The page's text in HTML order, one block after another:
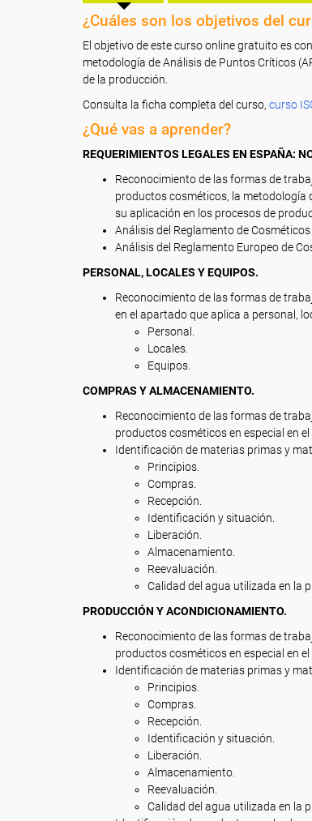
¿Cuáles son los objetivos del
El objetivo de este curso online gratuito es
metodología de Análisis de Puntos Críticos
de la producción.
Consulta la ficha completa del curso, curso
¿Qué vas a aprender?
REQUERIMIENTOS LEGALES EN ESPAÑA:
Reconocimiento de las formas de
productos cosméticos, la metodología
su aplicación en los procesos de
Análisis del Reglamento de
Análisis del Reglamento Europeo de
PERSONAL, LOCALES Y EQUIPOS.
Reconocimiento de las formas de
en el apartado que aplica a personal,
Personal.
Locales.
Equipos.
COMPRAS Y ALMACENAMIENTO.
Reconocimiento de las formas de
productos cosméticos en especial en
Identificación de materias primas y
Principios.
Compras.
Recepción.
Identificación y situación.
Liberación.
Almacenamiento.
Reevaluación.
Calidad del agua utilizada en la
PRODUCCIÓN Y ACONDICIONAMIENTO.
Reconocimiento de las formas de
productos cosméticos en especial en
Identificación de materias primas y
Principios.
Compras.
Recepción.
Identificación y situación.
Liberación.
Almacenamiento.
Reevaluación.
Calidad del agua utilizada en la